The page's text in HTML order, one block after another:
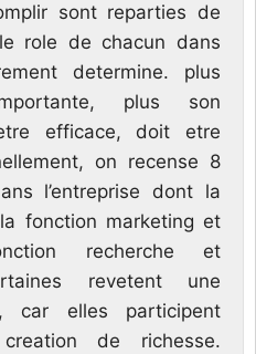
sont reparties de
role de chacun dans
determine. plus
plus son
efficace, doit etre
on recense 8
l’entreprise dont la
fonction marketing et
recherche et
revetent une
car elles participent
de richesse.